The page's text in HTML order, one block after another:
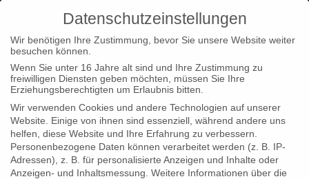
Home Typ|News Typ|Filmnews
“Empire Me
(Interactive)” ist bei den Awwwards nominiert
Datenschutzeinstellungen
Wir benötigen Ihre Zustimmung, bevor Sie unsere Website weiter
besuchen können.
Wenn Sie unter 16 Jahre alt sind und Ihre Zustimmung zu
freiwilligen Diensten geben möchten, müssen Sie Ihre
Erziehungsberechtigten um Erlaubnis bitten.
Wir verwenden Cookies und andere Technologien auf unserer
Website. Einige von ihnen sind essenziell, während andere uns
helfen, diese Website und Ihre Erfahrung zu verbessern.
Personenbezogene Daten können verarbeitet werden (z. B. IP-
Adressen), z. B. für personalisierte Anzeigen und Inhalte oder
Anzeigen- und Inhaltsmessung. Weitere Informationen über die